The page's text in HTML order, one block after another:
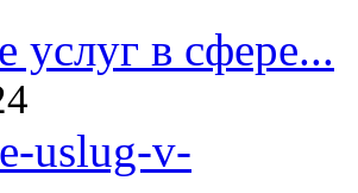
услуг в сфере...